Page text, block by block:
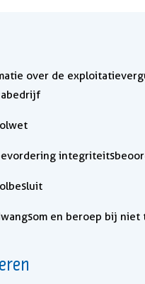
over de
, opent in nieuw
, opent in nieuw tabblad
, opent in nieuw
en beroep bij niet